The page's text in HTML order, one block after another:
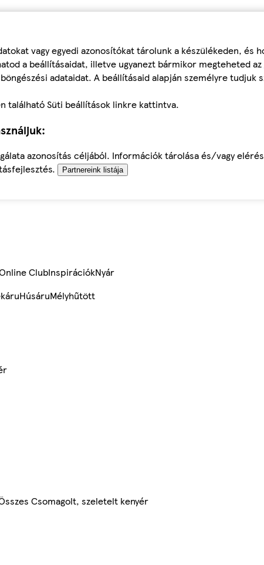
vagy egyedi azonosítókat tárolunk a készülékeden, és
a beállításaidat, illetve ugyanezt bármikor megteheted az
adataidat. A beállításaid alapján személyre tudjuk
található Süti beállítások linkre kattintva.
azonosítás céljából. Információk tárolása és/vagy
Partnereink listája
ClubInspirációkNyár
HúsáruMélyhűtött
Csomagolt, szeletelt kenyér